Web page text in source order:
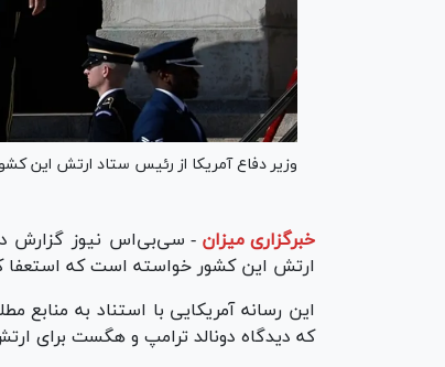
وزیر دفاع آمریکا از رئیس ستاد ارتش این
خبرگزاری میزان - سی‌بی‌اس نیوز گزارش
ارتش این کشور خواسته است که استعفا
این رسانه آمریکایی با استناد به
که دیدگاه دونالد ترامپ و هگست برای